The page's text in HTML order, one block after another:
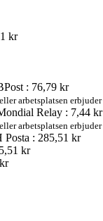
kr
: 76,79 kr
arbetsplatsen
Relay : 7,44 kr
arbetsplatsen
Posta : 285,51 kr
kr